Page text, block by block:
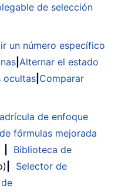
de selección
un número específico
Alternar el estado
ocultas Comparar
de enfoque
fórmulas mejorada
Biblioteca de
Selector de